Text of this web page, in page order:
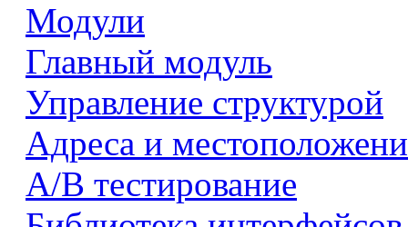
Модули
Главный модуль
Управление структурой
Адреса и
А/В тестирование